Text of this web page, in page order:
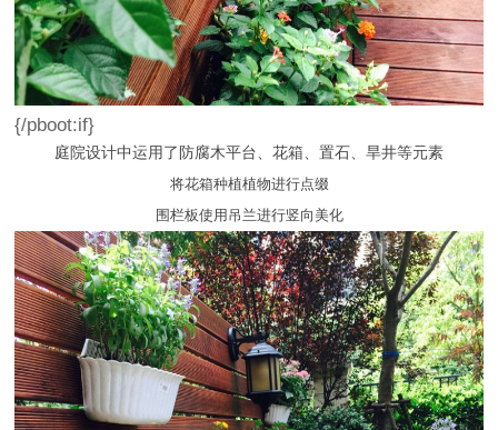
{/pboot:if}
庭院设计中运用了防腐木平台、花箱、置石、旱井等元素
将花箱种植植物进行点缀
围栏板使用吊兰进行竖向美化